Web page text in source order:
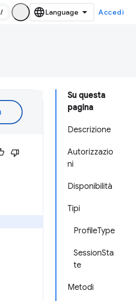
/ Accedi
Su questa
pagina
Descrizione
Autorizzazio
ni
Disponibilità
Tipi
ProfileType
SessionSta
te
Metodi